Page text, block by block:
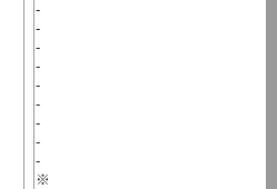
-
-
-
-
-
-
-
-
-
※